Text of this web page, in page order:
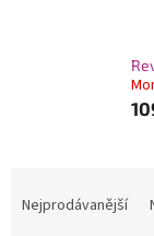
Nejprodávanější